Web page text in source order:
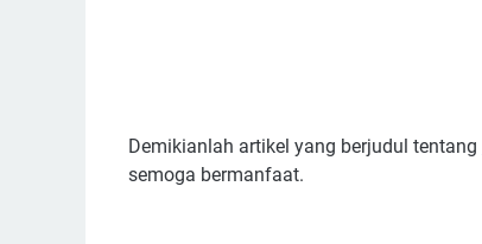
Demikianlah artikel yang berjudul tentang
semoga bermanfaat.